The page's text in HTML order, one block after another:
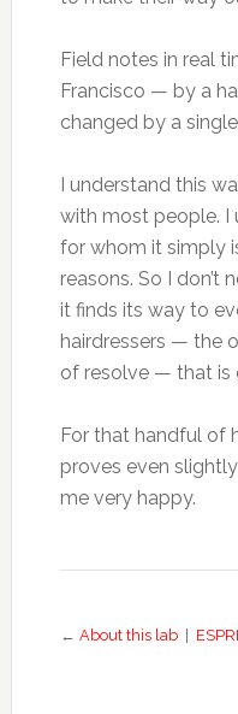
Field notes in real
Francisco — by a
changed by a
I understand this
with most people. I
for whom it simply
reasons. So I don’t
it finds its way to
hairdressers — the
of resolve — that is
For that handful of
proves even
me very happy.
← About this lab|